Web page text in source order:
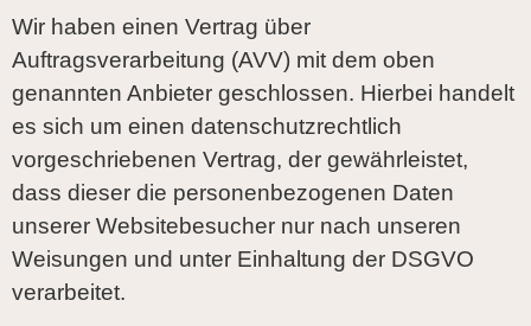
Wir haben einen Vertrag über
Auftragsverarbeitung (AVV) mit dem oben
genannten Anbieter geschlossen. Hierbei handelt
es sich um einen datenschutzrechtlich
vorgeschriebenen Vertrag, der gewährleistet,
dass dieser die personenbezogenen Daten
unserer Websitebesucher nur nach unseren
Weisungen und unter Einhaltung der DSGVO
verarbeitet.